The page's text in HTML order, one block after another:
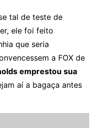
tal de teste de
ele foi feito
que seria
a FOX de
emprestou sua
aí a bagaça antes